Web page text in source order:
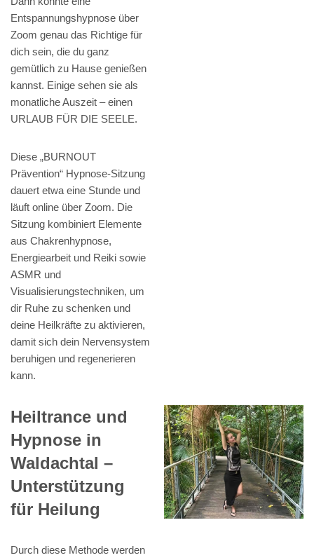
Entspannungshypnose über
Zoom genau das Richtige für
dich sein, die du ganz
gemütlich zu Hause genießen
kannst. Einige sehen sie als
monatliche Auszeit – einen
URLAUB FÜR DIE SEELE.
Diese „BURNOUT
Prävention“ Hypnose-Sitzung
dauert etwa eine Stunde und
läuft online über Zoom. Die
Sitzung kombiniert Elemente
aus Chakrenhypnose,
Energiearbeit und Reiki sowie
ASMR und
Visualisierungstechniken, um
dir Ruhe zu schenken und
deine Heilkräfte zu aktivieren,
damit sich dein Nervensystem
beruhigen und regenerieren
kann.
Heiltrance und
Hypnose in
Waldachtal –
Unterstützung
für Heilung
Durch diese Methode werden